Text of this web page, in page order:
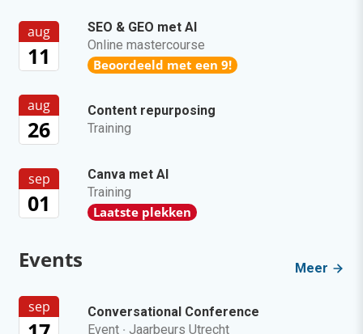
aug
11
SEO & GEO met AI
Online mastercourse
Beoordeeld met een 9!
aug
26
Content repurposing
Training
sep
01
Canva met AI
Training
Laatste plekken
Events Meer
sep
Conversational Conference
Event · Jaarbeurs Utrecht